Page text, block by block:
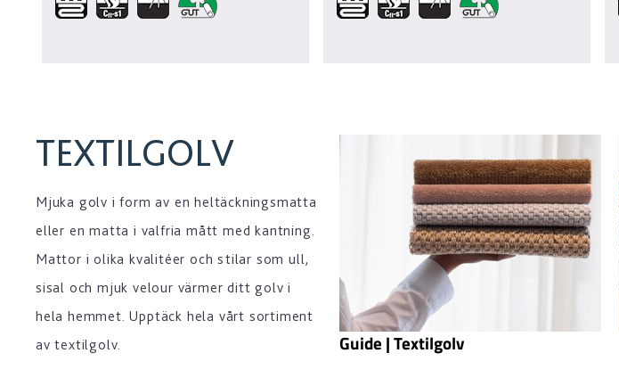
TEXTILGOLV
Mjuka golv i form av en heltäckningsmatta
eller en matta i valfria mått med kantning.
Mattor i olika kvalitéer och stilar som ull,
sisal och mjuk velour värmer ditt golv i
hela hemmet. Upptäck hela vårt sortiment
av textilgolv.
Guide | Textilgolv